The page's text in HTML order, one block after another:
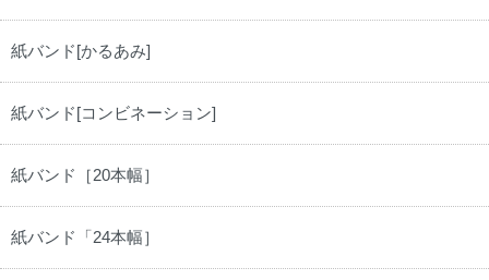
紙バンド[かるあみ]
紙バンド[コンビネーション]
紙バンド［20本幅］
紙バンド「24本幅］